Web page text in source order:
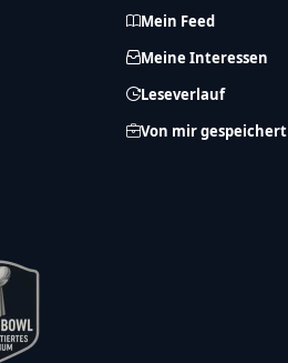
Mein Feed
Meine Interessen
Leseverlauf
Von mir gespeichert